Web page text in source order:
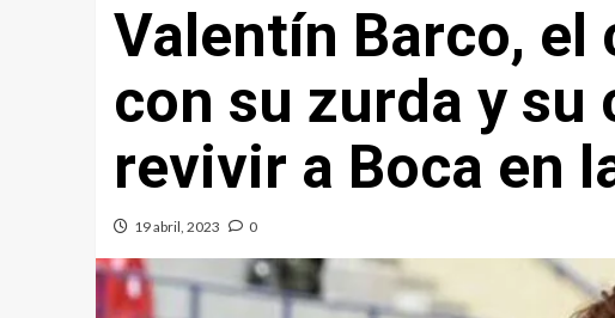
Valentín Barco, el
con su zurda y su
revivir a Boca en
19 abril, 2023 0